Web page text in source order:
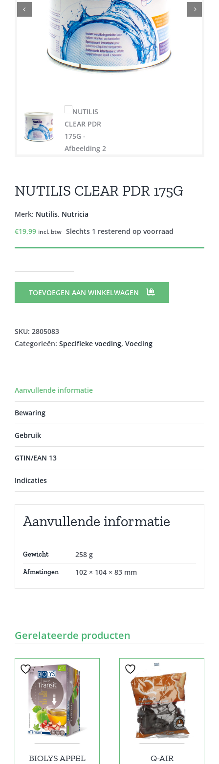
NUTILIS CLEAR PDR 175G
Merk: Nutilis, Nutricia
€19,99 incl. btw Slechts 1 resterend op voorraad
CLEAR
PDR
TOEVOEGEN AAN WINKELWAGEN
SKU: 2805083
Categorieën: Specifieke voeding, Voeding
Aanvullende informatie
Bewaring
Gebruik
GTIN/EAN 13
Indicaties
Aanvullende informatie
Gewicht 258 g
Afmetingen 102 × 104 × 83 mm
Gerelateerde producten
BIOLYS APPEL Q-AIR